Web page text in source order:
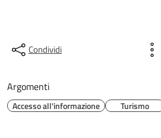
Condividi
Argomenti
Accesso all'informazione Turismo